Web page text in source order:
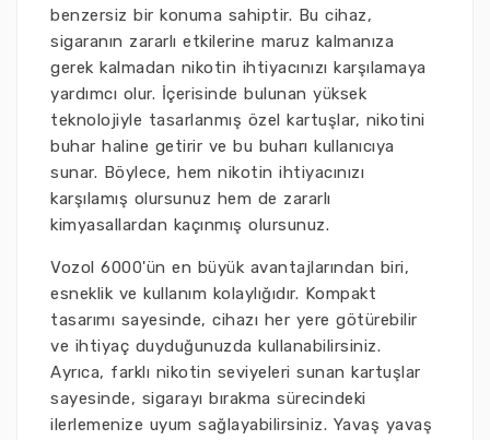
benzersiz bir konuma sahiptir. Bu cihaz,
sigaranın zararlı etkilerine maruz kalmanıza
gerek kalmadan nikotin ihtiyacınızı karşılamaya
yardımcı olur. İçerisinde bulunan yüksek
teknolojiyle tasarlanmış özel kartuşlar, nikotini
buhar haline getirir ve bu buharı kullanıcıya
sunar. Böylece, hem nikotin ihtiyacınızı
karşılamış olursunuz hem de zararlı
kimyasallardan kaçınmış olursunuz.
Vozol 6000'ün en büyük avantajlarından biri,
esneklik ve kullanım kolaylığıdır. Kompakt
tasarımı sayesinde, cihazı her yere götürebilir
ve ihtiyaç duyduğunuzda kullanabilirsiniz.
Ayrıca, farklı nikotin seviyeleri sunan kartuşlar
sayesinde, sigarayı bırakma sürecindeki
ilerlemenize uyum sağlayabilirsiniz. Yavaş yavaş